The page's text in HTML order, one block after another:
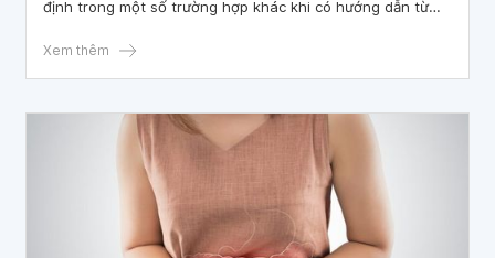
định trong một số trường hợp khác khi có hướng dẫn từ
Xem thêm